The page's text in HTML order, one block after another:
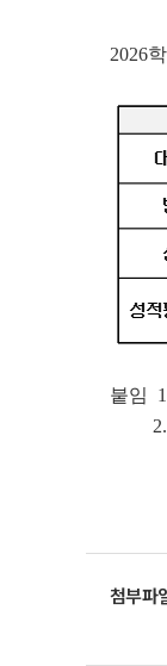
2026
붙임
2. 공